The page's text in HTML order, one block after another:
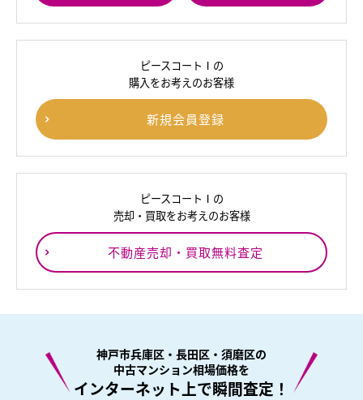
ピースコートⅠの
購入をお考えのお客様
新規会員登録
ピースコートⅠの
売却・買取をお考えのお客様
不動産売却・買取無料査定
神戸市兵庫区・長田区・須磨区の
中古マンション相場価格を
インターネット上で瞬間査定！